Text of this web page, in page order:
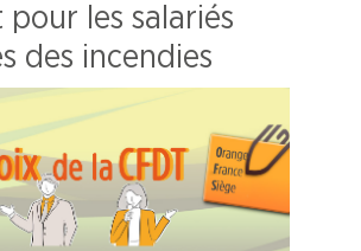
les salariés
des incendies